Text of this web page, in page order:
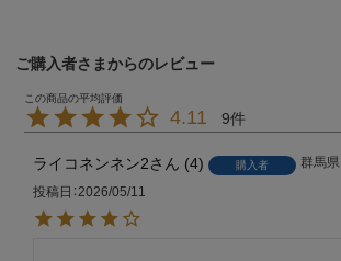
ご購入者さまからのレビュー
4.11 9
ライコネンネン2 4 購入者 群馬県
投稿日 2026/05/11